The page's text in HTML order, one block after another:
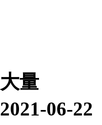
大量
2021-06-22